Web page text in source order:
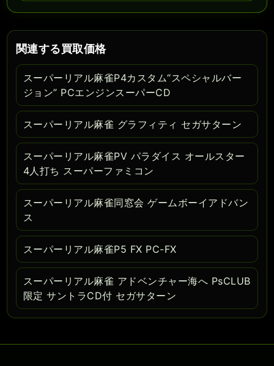
関連する買取価格
スーパーリアル麻雀P4カスタム“スペシャルバー
ジョン” PCエンジンスーパーCD
スーパーリアル麻雀 グラフィティ セガサターン
スーパーリアル麻雀PV パラダイス オールスター
4人打ち スーパーファミコン
スーパーリアル麻雀同窓会 ゲームボーイアドバン
ス
スーパーリアル麻雀P5 FX PC-FX
スーパーリアル麻雀 アドベンチャー海へ PsCLUB
限定 サントラCD付 セガサターン